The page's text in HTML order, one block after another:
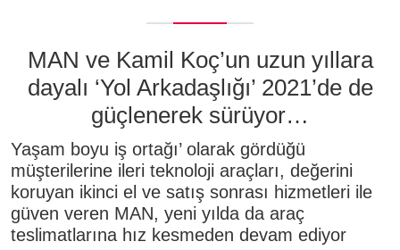
MAN ve Kamil Koç’un uzun yıllara
dayalı ‘Yol Arkadaşlığı’ 2021’de de
güçlenerek sürüyor…
Yaşam boyu iş ortağı’ olarak gördüğü
müşterilerine ileri teknoloji araçları, değerini
koruyan ikinci el ve satış sonrası hizmetleri ile
güven veren MAN, yeni yılda da araç
teslimatlarına hız kesmeden devam ediyor